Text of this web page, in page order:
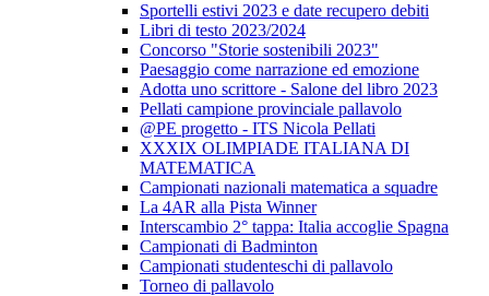
Sportelli estivi 2023 e date recupero debiti
Libri di testo 2023/2024
Concorso "Storie sostenibili 2023"
Paesaggio come narrazione ed emozione
Adotta uno scrittore - Salone del libro 2023
Pellati campione provinciale pallavolo
@PE progetto - ITS Nicola Pellati
XXXIX OLIMPIADE ITALIANA DI
MATEMATICA
Campionati nazionali matematica a squadre
La 4AR alla Pista Winner
Interscambio 2° tappa: Italia accoglie Spagna
Campionati di Badminton
Campionati studenteschi di pallavolo
Torneo di pallavolo